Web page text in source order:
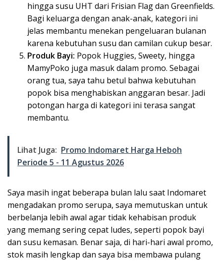
hingga susu UHT dari Frisian Flag dan Greenfields.
Bagi keluarga dengan anak-anak, kategori ini
jelas membantu menekan pengeluaran bulanan
karena kebutuhan susu dan camilan cukup besar.
Produk Bayi: Popok Huggies, Sweety, hingga
MamyPoko juga masuk dalam promo. Sebagai
orang tua, saya tahu betul bahwa kebutuhan
popok bisa menghabiskan anggaran besar. Jadi
potongan harga di kategori ini terasa sangat
membantu.
Lihat Juga: Promo Indomaret Harga Heboh
Periode 5 - 11 Agustus 2026
Saya masih ingat beberapa bulan lalu saat Indomaret
mengadakan promo serupa, saya memutuskan untuk
berbelanja lebih awal agar tidak kehabisan produk
yang memang sering cepat ludes, seperti popok bayi
dan susu kemasan. Benar saja, di hari-hari awal promo,
stok masih lengkap dan saya bisa membawa pulang